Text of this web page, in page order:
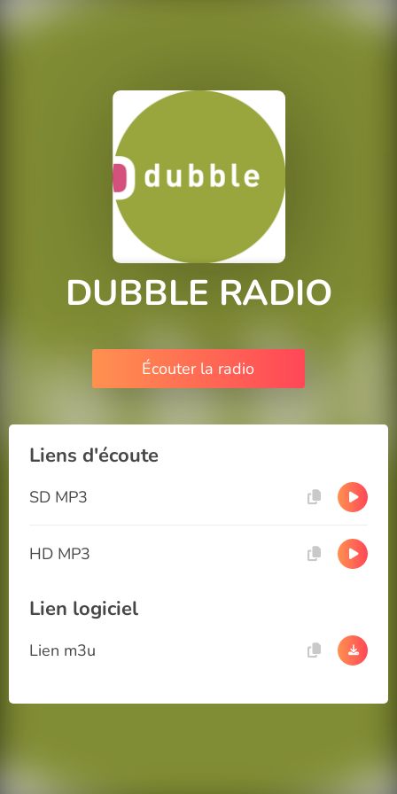
DUBBLE RADIO
Écouter la radio
Liens d'écoute
SD MP3
HD MP3
Lien logiciel
Lien m3u